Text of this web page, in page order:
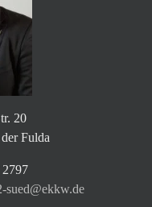
20
Fulda
sued@ekkw.de